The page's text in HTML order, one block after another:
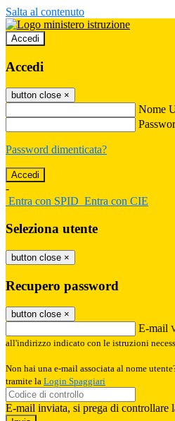
Salta al contenuto
Accedi
Accedi
button close ×
Nome
Password dimenticata?
-
Entra con SPID Entra con CIE
Seleziona utente
button close ×
Recupero password
button close ×
E-mail
all'indirizzo indicato con le istruzioni
Non hai una e-mail associata al nome
tramite la Login Spaggiari
E-mail inviata, si prega di controllare